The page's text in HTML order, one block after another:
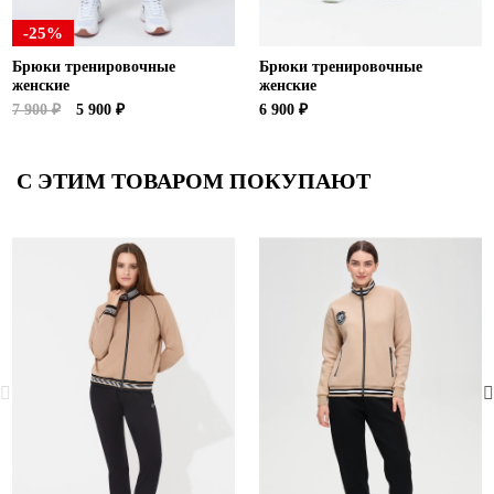
-25%
Брюки тренировочные
женские
7 900 ₽
5 900 ₽
Брюки тренировочные
женские
6 900 ₽
С ЭТИМ ТОВАРОМ ПОКУПАЮТ